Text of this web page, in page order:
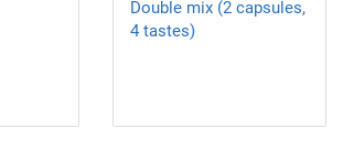
Double mix (2 capsules,
4 tastes)